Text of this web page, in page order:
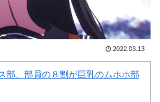
ンバ
が衝
の
権剥奪や過去ワールドカップ、
オリンピック予選の記録削除を
要求するFIFA公式制裁を海外メ
韓国人「韓国人の日本への好
2022.03.13
部、部員の８割が巨乳のムホホ部